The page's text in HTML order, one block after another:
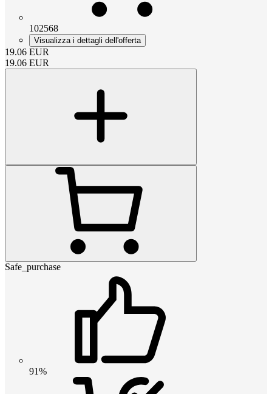
102568
Visualizza i dettagli dell'offerta
19.06 EUR
19.06 EUR
Safe_purchase
91%